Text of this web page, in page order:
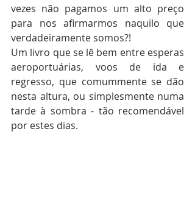
vezes não pagamos um alto preço
para nos afirmarmos naquilo que
verdadeiramente somos?!
Um livro que se lê bem entre esperas
aeroportuárias, voos de ida e
regresso, que comummente se dão
nesta altura, ou simplesmente numa
tarde à sombra - tão recomendável
por estes dias.